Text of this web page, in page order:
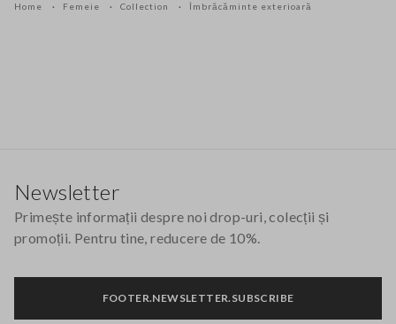
Home Femeie Collection Îmbrăcăminte exterioară
Newsletter
Primește informații despre noi drop-uri, colecții și
promoții. Pentru tine, reducere de 10%.
FOOTER.NEWSLETTER.SUBSCRIBE